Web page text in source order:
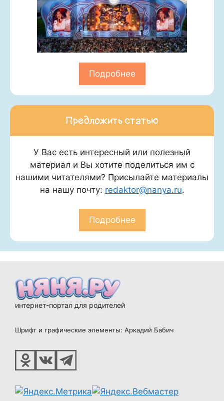
Подробнее
Предложить статью
У Вас есть интересный или полезный
материал и Вы хотите поделиться им с
нашими читателями? Присылайте материалы
на нашу почту: redaktor@nanya.ru.
Подробнее
интернет-портал для родителей
Шрифт и графические элементы: Аркадий Бабич